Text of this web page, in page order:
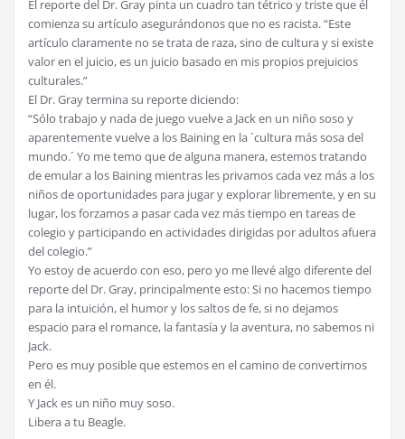
El reporte del Dr. Gray pinta un cuadro tan tétrico y triste que él
comienza su artículo asegurándonos que no es racista. “Este
artículo claramente no se trata de raza, sino de cultura y si existe
valor en el juicio, es un juicio basado en mis propios prejuicios
culturales.”
El Dr. Gray termina su reporte diciendo:
“Sólo trabajo y nada de juego vuelve a Jack en un niño soso y
aparentemente vuelve a los Baining en la ´cultura más sosa del
mundo.´ Yo me temo que de alguna manera, estemos tratando
de emular a los Baining mientras les privamos cada vez más a los
niños de oportunidades para jugar y explorar libremente, y en su
lugar, los forzamos a pasar cada vez más tiempo en tareas de
colegio y participando en actividades dirigidas por adultos afuera
del colegio.”
Yo estoy de acuerdo con eso, pero yo me llevé algo diferente del
reporte del Dr. Gray, principalmente esto: Si no hacemos tiempo
para la intuición, el humor y los saltos de fe, si no dejamos
espacio para el romance, la fantasía y la aventura, no sabemos ni
Jack.
Pero es muy posible que estemos en el camino de convertirnos
en él.
Y Jack es un niño muy soso.
Libera a tu Beagle.